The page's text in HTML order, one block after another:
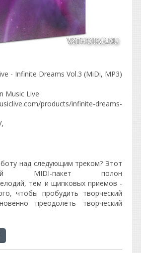
- Infinite Dreams Vol.3 (MiDi, MP3)
Music Live
products/infinite-dreams-
над следующим треком? Этот
MIDI-пакет полон
тем и щипковых приемов -
чтобы пробудить творческий
преодолеть творческий